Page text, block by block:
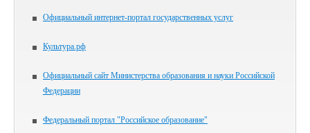
Официальный интернет-портал государственных услуг
Культура.рф
Официальный сайт Министерства образования и науки Российской
Федерации
Федеральный портал "Российское образование"